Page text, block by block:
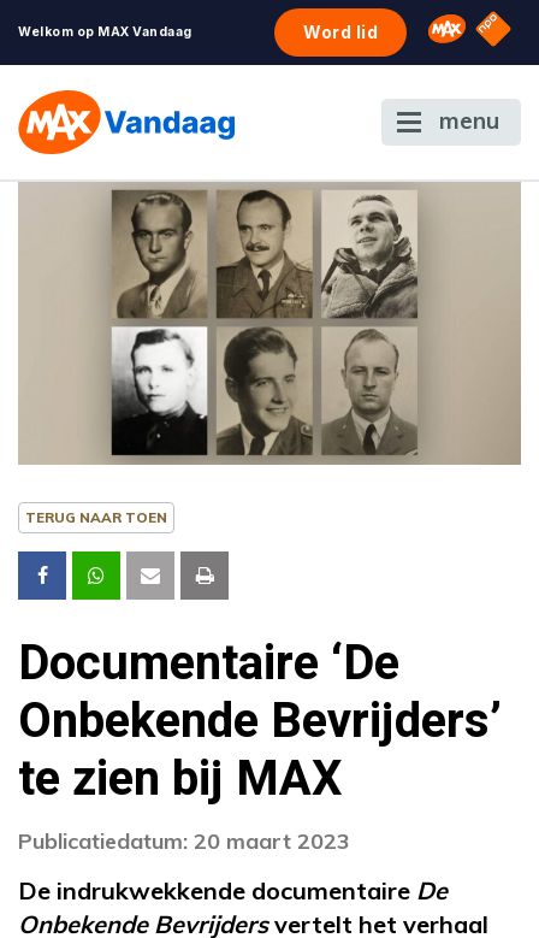
Welkom op MAX Vandaag Word lid Omroep
NPO
menu
TERUG NAAR TOEN
Documentaire ‘De
Onbekende Bevrijders’
te zien bij MAX
Publicatiedatum: 20 maart 2023
De indrukwekkende documentaire De
Onbekende Bevrijdersvertelt het verhaal